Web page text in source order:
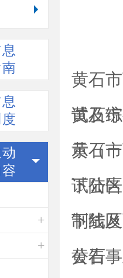
黄石
试及
黄石
示（
黄石
试公告
下陆
制线
下陆
公告
黄石